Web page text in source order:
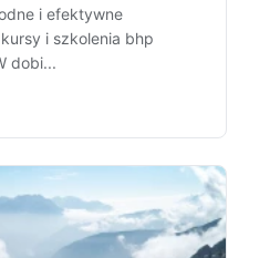
i efektywne
i szkolenia bhp
dobi...